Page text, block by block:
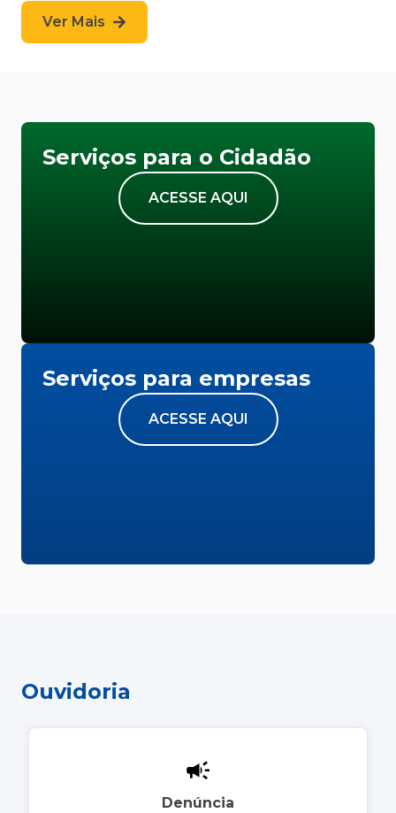
Ver Mais
Serviços para o Cidadão
ACESSE AQUI
Serviços para empresas
ACESSE AQUI
Ouvidoria
Denúncia